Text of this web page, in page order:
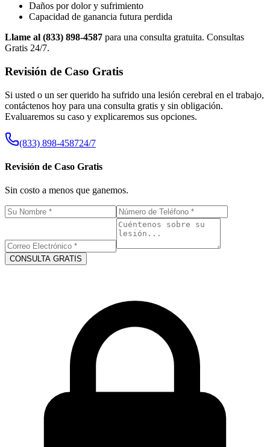
Daños por dolor y sufrimiento
Capacidad de ganancia futura perdida
Llame al (833) 898-4587 para una consulta gratuita. Consultas
Gratis 24/7.
Revisión de Caso Gratis
Si usted o un ser querido ha sufrido una lesión cerebral en el trabajo,
contáctenos hoy para una consulta gratis y sin obligación.
Evaluaremos su caso y explicaremos sus opciones.
(833) 898-458724/7
Revisión de Caso Gratis
Sin costo a menos que ganemos.
CONSULTA GRATIS